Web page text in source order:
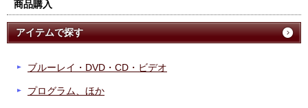
商品購入
アイテムで探す
ブルーレイ・DVD・CD・ビデオ
プログラム、ほか